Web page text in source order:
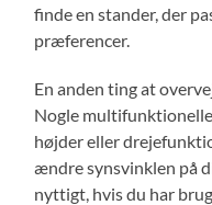
finde en stander, der
præferencer.
En anden ting at
Nogle
højder eller
ændre synsvinklen på
nyttigt, hvis du har